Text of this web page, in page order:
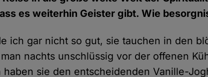
es weiterhin Geister gibt. Wie
ich gar nicht so gut, sie tauchen in den
nachts unschlüssig vor der offenen
haben sie den entscheidenden Vanille-